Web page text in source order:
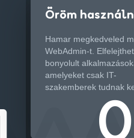
Öröm
Hamar megkedveled
WebAdmin-t.
bonyolult
amelyeket csak IT-
szakemberek tudnak